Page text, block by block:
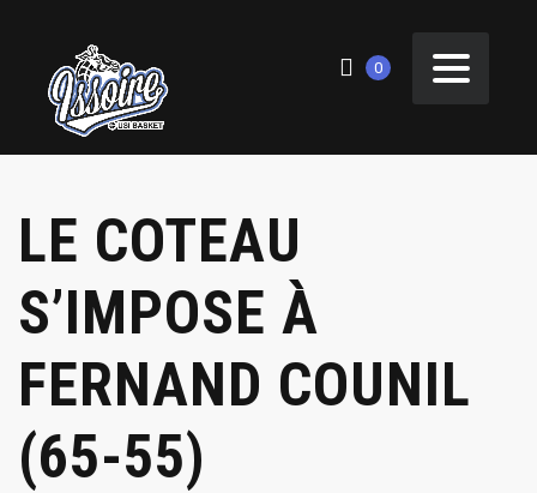
0
LE COTEAU
S’IMPOSE À
FERNAND COUNIL
(65-55)